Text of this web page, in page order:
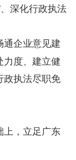
深化行政执法
通企业意见建
力度、建立健
政执法尽职免
上，立足广东